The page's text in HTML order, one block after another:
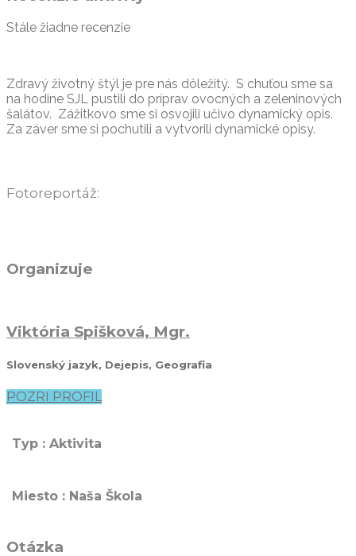
Stále žiadne recenzie
Zdravý životný štýl je pre nás dôležitý. S chuťou sme sa
na hodine SJL pustili do príprav ovocných a zeleninových
šalátov. Zážitkovo sme si osvojili učivo dynamický opis.
Za záver sme si pochutili a vytvorili dynamické opisy.
Fotoreportáž:
Organizuje
Viktória Spišková, Mgr.
Slovenský jazyk, Dejepis, Geografia
POZRI PROFIL
Typ : Aktivita
Miesto : Naša Škola
Otázka